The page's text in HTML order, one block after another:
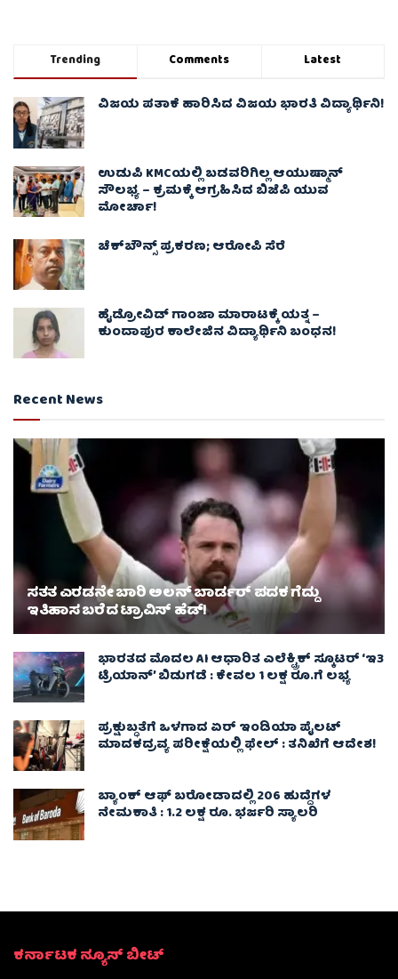
Trending Comments Latest
ವಿಜಯ ಪತಾಕೆ ಹಾರಿಸಿದ ವಿಜಯ ಭಾರತಿ ವಿದ್ಯಾರ್ಥಿನಿ!
ಉಡುಪಿ KMCಯಲ್ಲಿ ಬಡವರಿಗಿಲ್ಲ ಆಯುಷ್ಮಾನ್
ಸೌಲಭ್ಯ – ಕ್ರಮಕ್ಕೆ ಆಗ್ರಹಿಸಿದ ಬಿಜೆಪಿ ಯುವ
ಮೋರ್ಚಾ!
ಚೆಕ್​ಬೌನ್ಸ್​ ಪ್ರಕರಣ; ಆರೋಪಿ ಸೆರೆ
ಹೈಡ್ರೋವಿಡ್ ಗಾಂಜಾ ಮಾರಾಟಕ್ಕೆ ಯತ್ನ –
ಕುಂದಾಪುರ ಕಾಲೇಜಿನ ವಿದ್ಯಾರ್ಥಿನಿ ಬಂಧನ!
Recent News
ಸತತ ಎರಡನೇ ಬಾರಿ ಅಲನ್ ಬಾರ್ಡರ್ ಪದಕ ಗೆದ್ದು
ಇತಿಹಾಸ ಬರೆದ ಟ್ರಾವಿಸ್ ಹೆಡ್!
ಭಾರತದ ಮೊದಲ AI ಆಧಾರಿತ ಎಲೆಕ್ಟ್ರಿಕ್ ಸ್ಕೂಟರ್ ‘ಇ3
ಟ್ರಿಯಾನ್’ ಬಿಡುಗಡೆ : ಕೇವಲ 1 ಲಕ್ಷ ರೂ.ಗೆ ಲಭ್ಯ
ಪ್ರಕ್ಷುಬ್ಧತೆಗೆ ಒಳಗಾದ ಏರ್ ಇಂಡಿಯಾ ಪೈಲಟ್
ಮಾದಕದ್ರವ್ಯ ಪರೀಕ್ಷೆಯಲ್ಲಿ ಫೇಲ್ : ತನಿಖೆಗೆ ಆದೇಶ!
ಬ್ಯಾಂಕ್ ಆಫ್ ಬರೋಡಾದಲ್ಲಿ 206 ಹುದ್ದೆಗಳ
ನೇಮಕಾತಿ : 1.2 ಲಕ್ಷ ರೂ. ಭರ್ಜರಿ ಸ್ಯಾಲರಿ
ಕರ್ನಾಟಕ ನ್ಯೂಸ್ ಬೀಟ್